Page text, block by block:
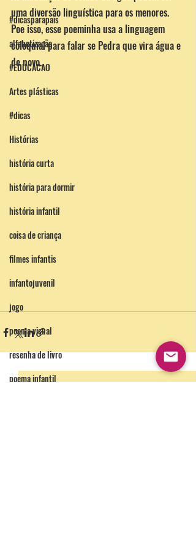
#dicasparapais
alfabetização
#EDUCACAO
Artes plásticas
#dicas
Histórias
história curta
história para dormir
história infantil
coisa de criança
filmes infantis
infantojuvenil
jogo
poema visual
resenha de livro
poema infantil
uma diversão linguística para os menores.
Poe isso, esse poeminha usa a linguagem
coloquial para falar se Pedra que vira água e
de novo.